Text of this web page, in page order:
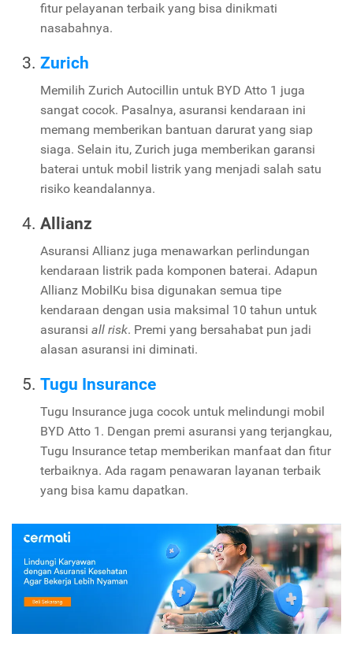
fitur pelayanan terbaik yang bisa dinikmati
nasabahnya.
Zurich
Memilih Zurich Autocillin untuk BYD Atto 1 juga
sangat cocok. Pasalnya, asuransi kendaraan ini
memang memberikan bantuan darurat yang siap
siaga. Selain itu, Zurich juga memberikan garansi
baterai untuk mobil listrik yang menjadi salah satu
risiko keandalannya.
Allianz
Asuransi Allianz juga menawarkan perlindungan
kendaraan listrik pada komponen baterai. Adapun
Allianz MobilKu bisa digunakan semua tipe
kendaraan dengan usia maksimal 10 tahun untuk
asuransi all risk. Premi yang bersahabat pun jadi
alasan asuransi ini diminati.
Tugu Insurance
Tugu Insurance juga cocok untuk melindungi mobil
BYD Atto 1. Dengan premi asuransi yang terjangkau,
Tugu Insurance tetap memberikan manfaat dan fitur
terbaiknya. Ada ragam penawaran layanan terbaik
yang bisa kamu dapatkan.